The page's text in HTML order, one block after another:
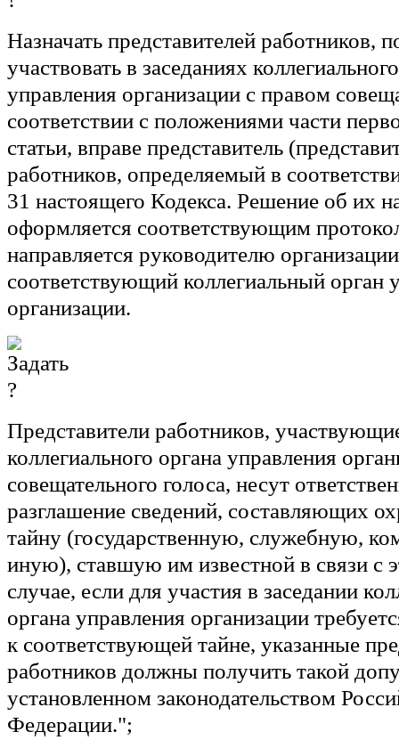
Назначать представителей работников,
участвовать в заседаниях
управления организации с правом
соответствии с положениями части
статьи, вправе представитель
работников, определяемый в
31 настоящего Кодекса. Решение об их
оформляется соответствующим
направляется руководителю
соответствующий коллегиальный орган
организации.
Представители работников,
коллегиального органа управления
совещательного голоса, несут
разглашение сведений, составляющих
тайну (государственную, служебную,
иную), ставшую им известной в связи с
случае, если для участия в заседании
органа управления организации
к соответствующей тайне, указанные
работников должны получить такой
установленном законодательством
Федерации.";